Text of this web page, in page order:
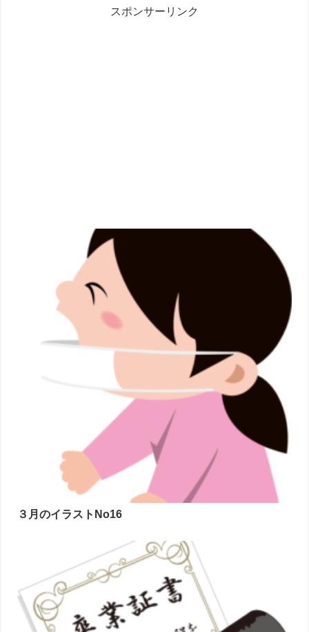
スポンサーリンク
３月のイラストNo16